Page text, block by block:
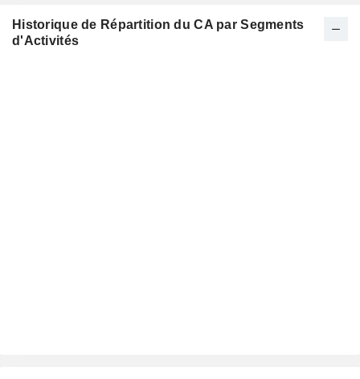
Historique de Répartition du CA par Segments
d'Activités